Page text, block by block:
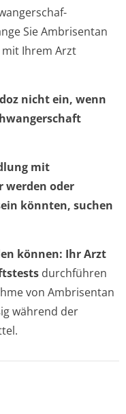
Sie Ambrisentan
mit Ihrem Arzt
nicht ein, wenn
mit
werden oder
könnten, suchen
können: Ihr Arzt
durchführen
von Ambrisentan
während der